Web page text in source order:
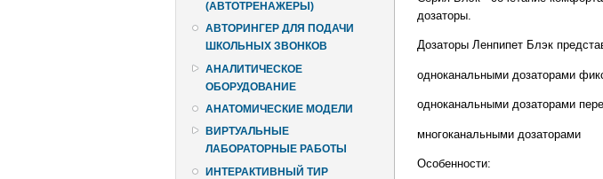
(АВТОТРЕНАЖЕРЫ)
АВТОРИНГЕР ДЛЯ ПОДАЧИ
ШКОЛЬНЫХ ЗВОНКОВ
АНАЛИТИЧЕСКОЕ
ОБОРУДОВАНИЕ
АНАТОМИЧЕСКИЕ МОДЕЛИ
ВИРТУАЛЬНЫЕ
ЛАБОРАТОРНЫЕ РАБОТЫ
ИНТЕРАКТИВНЫЙ ТИР
дозаторы.
Дозаторы Ленпипет Блэк
одноканальными дозаторами
одноканальными дозаторами
многоканальными дозаторами
Особенности: